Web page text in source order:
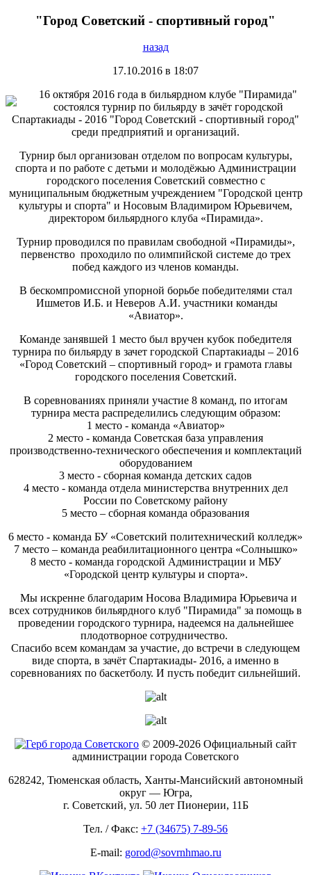
"Город Советский - спортивный город"
назад
17.10.2016 в 18:07
16 октября 2016 года в бильярдном клубе "Пирамида"
состоялся турнир по бильярду в зачёт городской
Спартакиады - 2016 "Город Советский - спортивный город"
среди предприятий и организаций.
Турнир был организован отделом по вопросам культуры,
спорта и по работе с детьми и молодёжью Администрации
городского поселения Советский совместно с
муниципальным бюджетным учреждением "Городской центр
культуры и спорта" и Носовым Владимиром Юрьевичем,
директором бильярдного клуба «Пирамида».
Турнир проводился по правилам свободной «Пирамиды»,
первенство проходило по олимпийской системе до трех
побед каждого из членов команды.
В бескомпромиссной упорной борьбе победителями стал
Ишметов И.Б. и Неверов А.И. участники команды
«Авиатор».
Команде занявшей 1 место был вручен кубок победителя
турнира по бильярду в зачет городской Спартакиады – 2016
«Город Советский – спортивный город» и грамота главы
городского поселения Советский.
В соревнованиях приняли участие 8 команд, по итогам
турнира места распределились следующим образом:
1 место - команда «Авиатор»
2 место - команда Советская база управления
производственно-технического обеспечения и комплектаций
оборудованием
3 место - сборная команда детских садов
4 место - команда отдела министерства внутренних дел
России по Советскому району
5 место – сборная команда образования
6 место - команда БУ «Советский политехнический колледж»
7 место – команда реабилитационного центра «Солнышко»
8 место - команда городской Администрации и МБУ
«Городской центр культуры и спорта».
Мы искренне благодарим Носова Владимира Юрьевича и
всех сотрудников бильярдного клуб "Пирамида" за помощь в
проведении городского турнира, надеемся на дальнейшее
плодотворное сотрудничество.
Спасибо всем командам за участие, до встречи в следующем
виде спорта, в зачёт Спартакиады- 2016, а именно в
соревнованиях по баскетболу. И пусть победит сильнейший.
© 2009-2026 Официальный сайт
администрации города Советского
628242, Тюменская область, Ханты-Мансийский автономный
округ — Югра,
г. Советский, ул. 50 лет Пионерии, 11Б
Тел. / Факс: +7 (34675) 7-89-56
E-mail: gorod@sovrnhmao.ru